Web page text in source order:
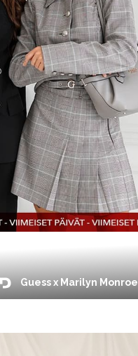
Guess x Marilyn Monroe